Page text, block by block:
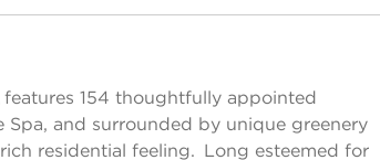
des sections
154 thoughtfully appointed
Spa, and surrounded by unique greenery
residential feeling. Long esteemed for